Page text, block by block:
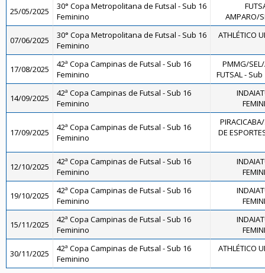
25/05/2025
30° Copa Metropolitana de Futsal - Sub 16
Feminino
AMPARO/
07/06/2025
30° Copa Metropolitana de Futsal - Sub 16
Feminino
ATHLÉTICO
17/08/2025
42ª Copa Campinas de Futsal - Sub 16
Feminino
PMMG/
FUTSAL -
14/09/2025
42ª Copa Campinas de Futsal - Sub 16
Feminino
17/09/2025
42ª Copa Campinas de Futsal - Sub 16
Feminino
DE
12/10/2025
42ª Copa Campinas de Futsal - Sub 16
Feminino
19/10/2025
42ª Copa Campinas de Futsal - Sub 16
Feminino
15/11/2025
42ª Copa Campinas de Futsal - Sub 16
Feminino
30/11/2025
42ª Copa Campinas de Futsal - Sub 16
Feminino
ATHLÉTICO